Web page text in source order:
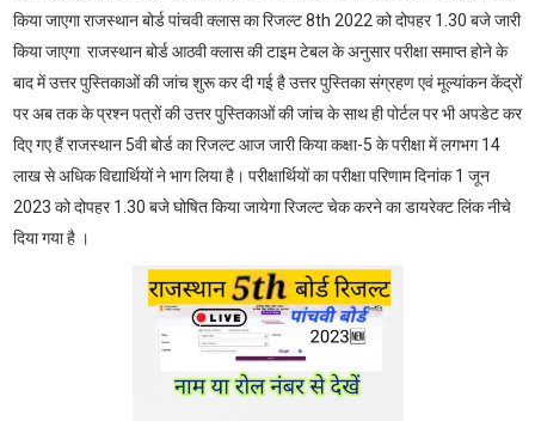
किया जाएगा राजस्थान बोर्ड पांचवी क्लास का रिजल्ट 8th 2022 को दोपहर 1.30 बजे जारी
किया जाएगा राजस्थान बोर्ड आठवी क्लास की टाइम टेबल के अनुसार परीक्षा समाप्त होने के
बाद में उत्तर पुस्तिकाओं की जांच शुरू कर दी गई है उत्तर पुस्तिका संग्रहण एवं मूल्यांकन केंद्रों
पर अब तक के प्रश्न पत्रों की उत्तर पुस्तिकाओं की जांच के साथ ही पोर्टल पर भी अपडेट कर
दिए गए हैं राजस्थान 5वी बोर्ड का रिजल्ट आज जारी किया कक्षा-5 के परीक्षा में लगभग 14
लाख से अधिक विद्यार्थियों ने भाग लिया है। परीक्षार्थियों का परीक्षा परिणाम दिनांक 1 जून
2023 को दोपहर 1.30 बजे घोषित किया जायेगा रिजल्ट चेक करने का डायरेक्ट लिंक नीचे
दिया गया है ।